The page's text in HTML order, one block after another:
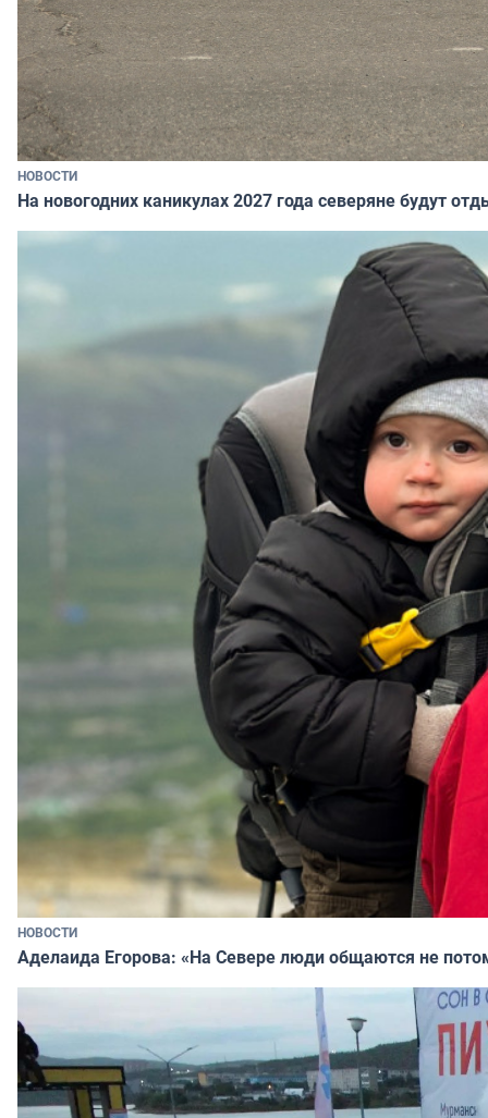
НОВОСТИ
На новогодних каникулах 2027 года северяне будут
НОВОСТИ
Аделаида Егорова: «На Севере люди общаются не